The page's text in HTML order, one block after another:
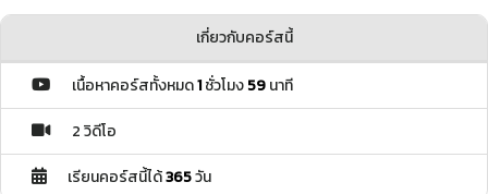
เกี่ยวกับคอร์สนี้
เนื้อหาคอร์สทั้งหมด1ชั่วโมง59นาที
2 วิดีโอ
เรียนคอร์สนี้ได้365วัน